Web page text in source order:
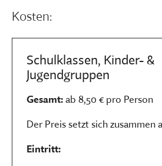
Kosten:
Schulklassen, Kinder- &
Jugendgruppen
Gesamt:ab 8,50 € pro Person
Der Preis setzt sich zusammen
Eintritt: